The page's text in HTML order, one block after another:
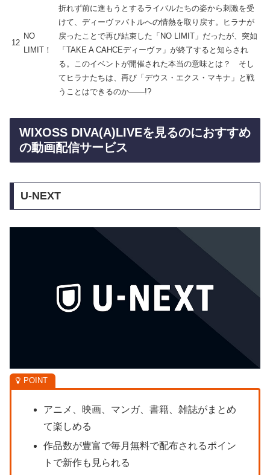
12
NO
LIMIT！
折れず前に進もうとするライバルたちの姿から刺激を受
けて、ディーヴァバトルへの情熱を取り戻す。ヒラナが
戻ったことで再び結束した「NO LIMIT」だったが、突如
「TAKE A CAHCEディーヴァ」が終了すると知らされ
る。このイベントが開催された本当の意味とは？ そし
てヒラナたちは、再び「デウス・エクス・マキナ」と戦
うことはできるのか――!?
WIXOSS DIVA(A)LIVEを見るのにおすすめ
の動画配信サービス
U-NEXT
アニメ、映画、マンガ、書籍、雑誌がまとめ
て楽しめる
作品数が豊富で毎月無料で配布されるポイン
トで新作も見られる